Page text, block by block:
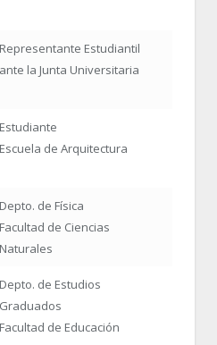
Representante Estudiantil
ante la Junta Universitaria
Estudiante
Escuela de Arquitectura
Depto. de Física
Facultad de Ciencias
Naturales
Depto. de Estudios
Graduados
Facultad de Educación